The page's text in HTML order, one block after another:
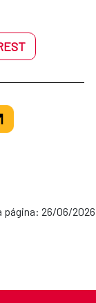
página: 26/06/2026